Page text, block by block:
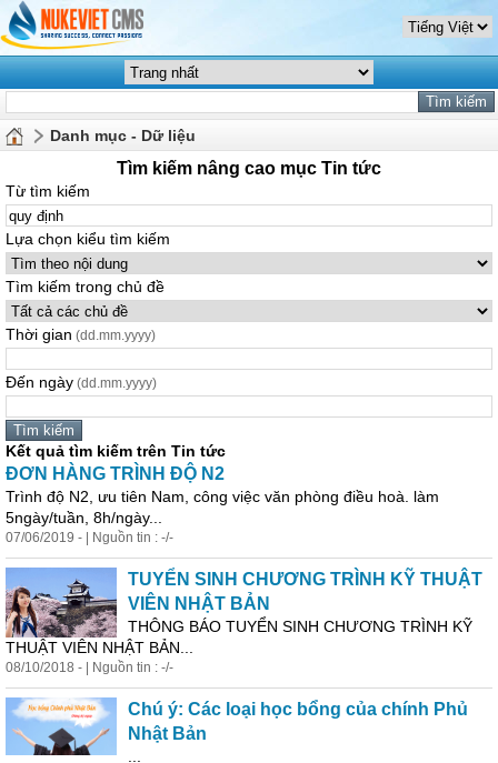
Danh mục - Dữ liệu
Tìm kiếm nâng cao mục Tin tức
Từ tìm kiếm
Lựa chọn kiểu tìm kiếm
Tìm kiếm trong chủ đề
Thời gian (dd.mm.yyyy)
Đến ngày (dd.mm.yyyy)
Kết quả tìm kiếm trên Tin tức
ĐƠN HÀNG TRÌNH ĐỘ N2
Trình độ N2, ưu tiên Nam, công việc văn phòng điều hoà. làm
5ngày/tuần, 8h/ngày...
07/06/2019 - | Nguồn tin : -/-
TUYỂN SINH CHƯƠNG TRÌNH KỸ THUẬT
VIÊN NHẬT BẢN
THÔNG BÁO TUYỂN SINH CHƯƠNG TRÌNH KỸ
THUẬT VIÊN NHẬT BẢN...
08/10/2018 - | Nguồn tin : -/-
Chú ý: Các loại học bổng của chính Phủ
Nhật Bản